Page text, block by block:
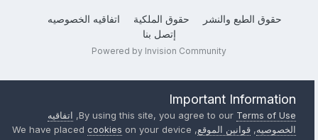
حقوق الطبع والنشر حقوق الملكية
اتفاقيه الخصوصيه
إتصل بنا
Powered by Invision Community
Important Information
By using this site, you agree to ourTerms of Use
, اتفاقيه
الخصوصيه, قوانين الموقع, We have placed
cookies on your device